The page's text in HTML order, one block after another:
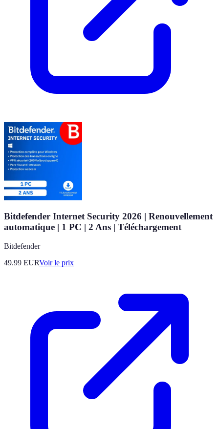
Bitdefender Internet Security 2026 | Renouvellement
automatique | 1 PC | 2 Ans | Téléchargement
Bitdefender
49.99 EURVoir le prix